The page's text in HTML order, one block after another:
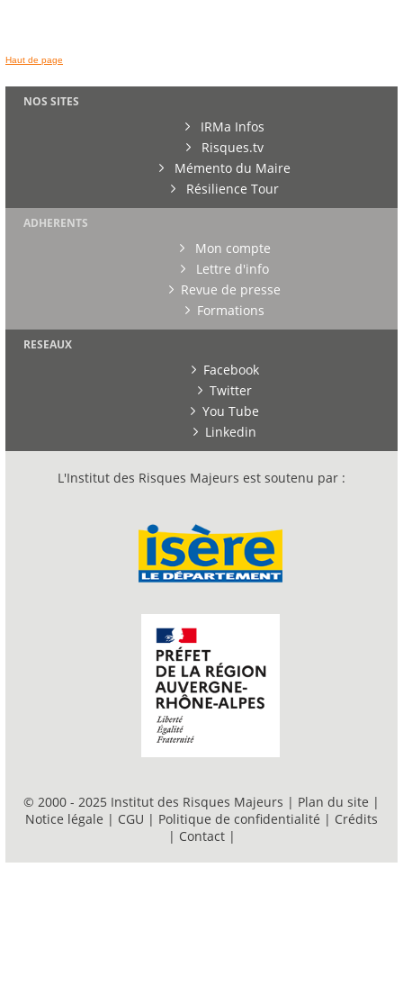
Haut de page
NOS SITES
IRMa Infos
Risques.tv
Mémento du Maire
Résilience Tour
ADHERENTS
Mon compte
Lettre d'info
Revue de presse
Formations
RESEAUX
Facebook
Twitter
You Tube
Linkedin
L'Institut des Risques Majeurs est soutenu par :
© 2000 - 2025 Institut des Risques Majeurs | Plan du site |
Notice légale | CGU | Politique de confidentialité | Crédits
| Contact |